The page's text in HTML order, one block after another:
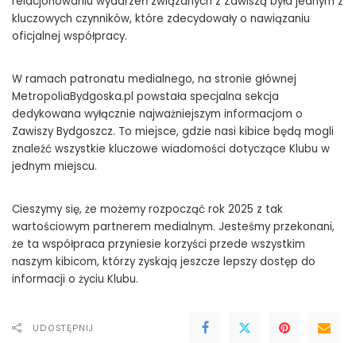
kluczowych czynników, które zdecydowały o nawiązaniu
oficjalnej współpracy.
W ramach patronatu medialnego, na stronie głównej
MetropoliaBydgoska.pl powstała specjalna sekcja
dedykowana wyłącznie najważniejszym informacjom o
Zawiszy Bydgoszcz. To miejsce, gdzie nasi kibice będą mogli
znaleźć wszystkie kluczowe wiadomości dotyczące Klubu w
jednym miejscu.
Cieszymy się, że możemy rozpocząć rok 2025 z tak
wartościowym partnerem medialnym. Jesteśmy przekonani,
że ta współpraca przyniesie korzyści przede wszystkim
naszym kibicom, którzy zyskają jeszcze lepszy dostęp do
informacji o życiu Klubu.
UDOSTĘPNIJ